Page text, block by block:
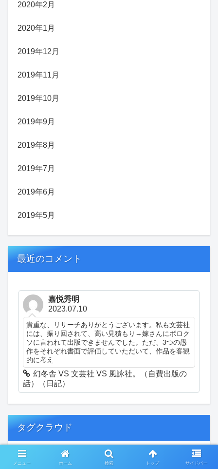
2020年2月
2020年1月
2019年12月
2019年11月
2019年10月
2019年9月
2019年8月
2019年7月
2019年6月
2019年5月
最近のコメント
嘉悦秀明
2023.07.10
貴重な、リサーチありがとうございます。私も文芸社
には、振り回されて、高い見積もり→嫁さんにボロク
ソに言われて出版できませんでした。ただ、3つの愚
作をそれぞれ書面で評価していただいて、作品を客観
的に考え...
幻冬舎 VS 文芸社 VS 風詠社。（自費出版の
話）（日記）
タグクラウド
創作 精神病患者の日常
メニュー ホーム 検索 トップ サイドバー